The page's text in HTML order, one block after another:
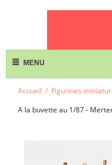
MENU
Accueil / Figurines
A la buvette au 1/87 -